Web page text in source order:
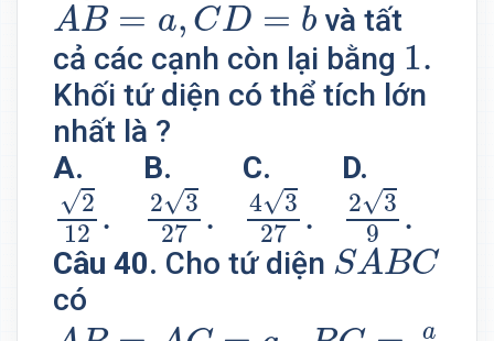
AB = a, CD = b và tất
cả các cạnh còn lại bằng 1.
1.
Khối tứ diện có thể tích lớn
nhất là ?
A.
√2
12 .
212 B.
2√3
27
.
2327 C.
4√3
27
.
4327 D.
2√3
9
.
239
Câu 40. Cho tứ diện SABC
SABC
có
a
AB= = a, 2,SA
3